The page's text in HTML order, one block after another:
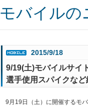
モバイルの
2015/9/18
9/19(土)モバイルサイ
選手使用スパイクな
9月19日（土）に開催するモ